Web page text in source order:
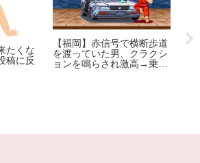
たくな
稿に反
【福岡】赤信号で横断歩道
を渡っていた男、クラクシ
ョンを鳴らされ激高→乗用
【